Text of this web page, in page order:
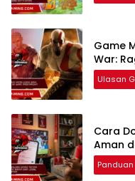
Game
War:
Ulasan
Cara
Aman
Panduan